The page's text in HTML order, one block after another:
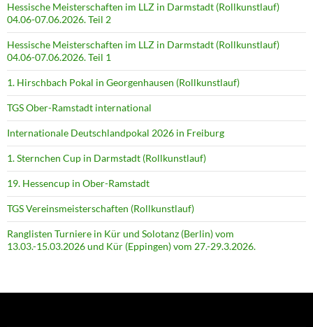
Hessische Meisterschaften im LLZ in Darmstadt (Rollkunstlauf)
04.06-07.06.2026. Teil 2
Hessische Meisterschaften im LLZ in Darmstadt (Rollkunstlauf)
04.06-07.06.2026. Teil 1
1. Hirschbach Pokal in Georgenhausen (Rollkunstlauf)
TGS Ober-Ramstadt international
Internationale Deutschlandpokal 2026 in Freiburg
1. Sternchen Cup in Darmstadt (Rollkunstlauf)
19. Hessencup in Ober-Ramstadt
TGS Vereinsmeisterschaften (Rollkunstlauf)
Ranglisten Turniere in Kür und Solotanz (Berlin) vom
13.03.-15.03.2026 und Kür (Eppingen) vom 27.-29.3.2026.